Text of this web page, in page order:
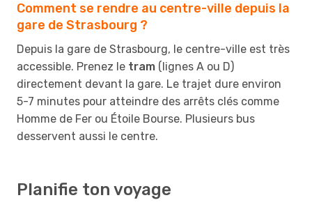
Comment se rendre au centre-ville depuis la
gare de Strasbourg ?
Depuis la gare de Strasbourg, le centre-ville est très
accessible. Prenez le tram (lignes A ou D)
directement devant la gare. Le trajet dure environ
5-7 minutes pour atteindre des arrêts clés comme
Homme de Fer ou Étoile Bourse. Plusieurs bus
desservent aussi le centre.
Planifie ton voyage